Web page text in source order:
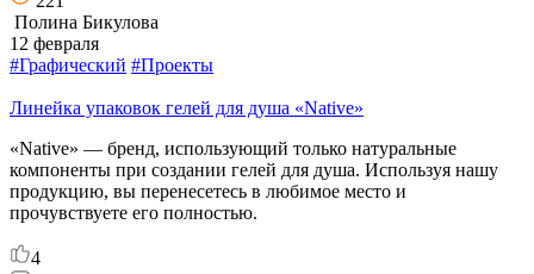
Полина Бикулова
12 февраля
#Графический #Проекты
Линейка упаковок гелей для душа «Native»
«Native» — бренд, использующий только натуральные
компоненты при создании гелей для душа. Используя нашу
продукцию, вы перенесетесь в любимое место и
прочувствуете его полностью.
4